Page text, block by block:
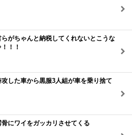
らがちゃんと納税してくれないとこうな
！！
攻した車から黒服3人組が車を乗り捨て
骨にワイをガッカリさせてくる